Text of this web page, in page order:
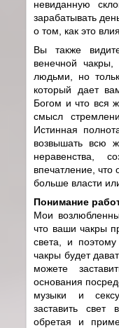
невиданную
зарабатывать
о том, как это
Вы также
венечной
людьми, но
который дает
Богом и что вся
смысл
Истинная
возвышать всю
неравенства,
впечатление, что
больше власти
Понимание
Мои
что ваши чакры
света, и
чакры будет
можете
основания
музыки и
заставить свет
обретая и